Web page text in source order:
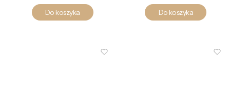
Do koszyka Do koszyka